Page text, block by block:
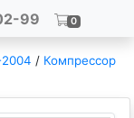
99 0
/ Компрессор